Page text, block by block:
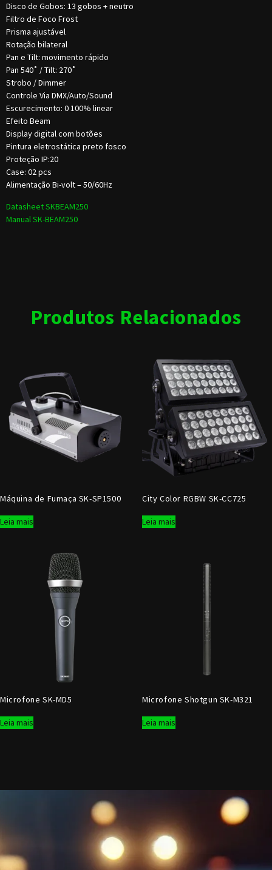
Disco de Gobos: 13 gobos + neutro
Filtro de Foco Frost
Prisma ajustável
Rotação bilateral
Pan e Tilt: movimento rápido
Pan 540˚ / Tilt: 270˚
Strobo / Dimmer
Controle Via DMX/Auto/Sound
Escurecimento: 0 100% linear
Efeito Beam
Display digital com botões
Pintura eletrostática preto fosco
Proteção IP:20
Case: 02 pcs
Alimentação Bi-volt – 50/60Hz
Datasheet SKBEAM250
Manual SK-BEAM250
Produtos Relacionados
Máquina de Fumaça SK-SP1500
Leia mais
City Color RGBW SK-CC725
Leia mais
Microfone SK-MD5
Leia mais
Microfone Shotgun SK-M321
Leia mais